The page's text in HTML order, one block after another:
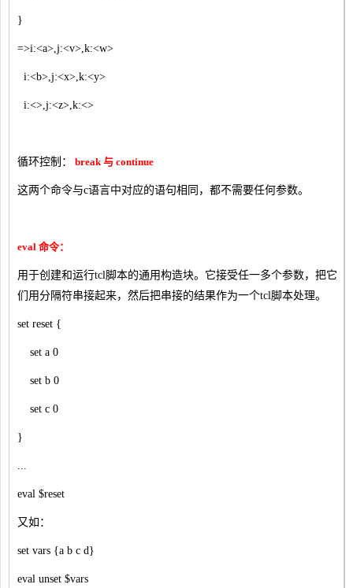
}
=>i:<a>,j:<v>,k:<w>
i:<b>,j:<x>,k:<y>
i:<>,j:<z>,k:<>
循环控制： break 与 continue
这两个命令与c语言中对应的语句相同，都不需要任何参数。
eval 命令：
用于创建和运行tcl脚本的通用构造块。它接受任一多个参数，把它
们用分隔符串接起来，然后把串接的结果作为一个tcl脚本处理。
set reset {
set a 0
set b 0
set c 0
}
...
eval $reset
又如：
set vars {a b c d}
eval unset $vars